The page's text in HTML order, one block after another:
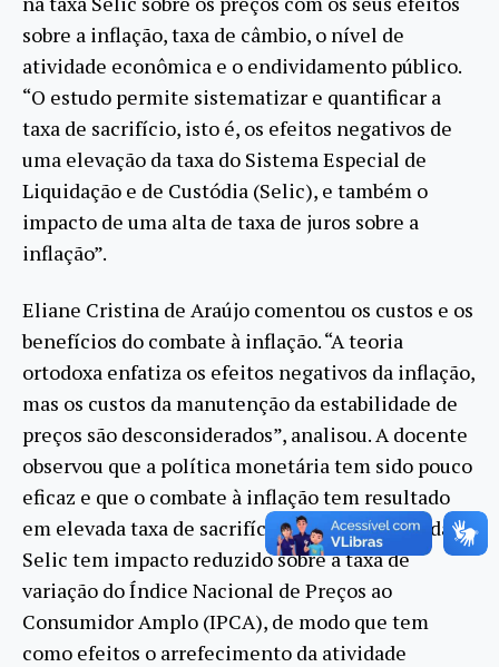
sobre a inflação, taxa de câmbio, o nível de
atividade econômica e o endividamento público.
“O estudo permite sistematizar e quantificar a
taxa de sacrifício, isto é, os efeitos negativos de
uma elevação da taxa do Sistema Especial de
Liquidação e de Custódia (Selic), e também o
impacto de uma alta de taxa de juros sobre a
inflação”.
Eliane Cristina de Araújo comentou os custos e os
benefícios do combate à inflação. “A teoria
ortodoxa enfatiza os efeitos negativos da inflação,
mas os custos da manutenção da estabilidade de
preços são desconsiderados”, analisou. A docente
observou que a política monetária tem sido pouco
eficaz e que o combate à inflação tem resultado
em elevada taxa de sacrifício. “Uma elevação da
Selic tem impacto reduzido sobre a taxa de
variação do Índice Nacional de Preços ao
Consumidor Amplo (IPCA), de modo que tem
como efeitos o arrefecimento da atividade